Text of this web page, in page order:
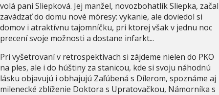
volá pani Sliepková. Jej manžel, novozbohatlík Sliepka, začal
zavádzať do domu nové móresy: vykanie, ale doviedol si
domov i atraktívnu tajomníčku, pri ktorej však v jednu noc
precení svoje možnosti a dostane infarkt...
Pri vyšetrovaní v retrospektívach si zájdeme nielen do PKO
na ples, ale i do húštiny za stanicou, kde si svoju náhodnú
lásku objavujú i obhajujú Zaľúbená s Dílerom, spoznáme aj
milenecké zblíženie Doktora s Upratovačkou, Námorníka s